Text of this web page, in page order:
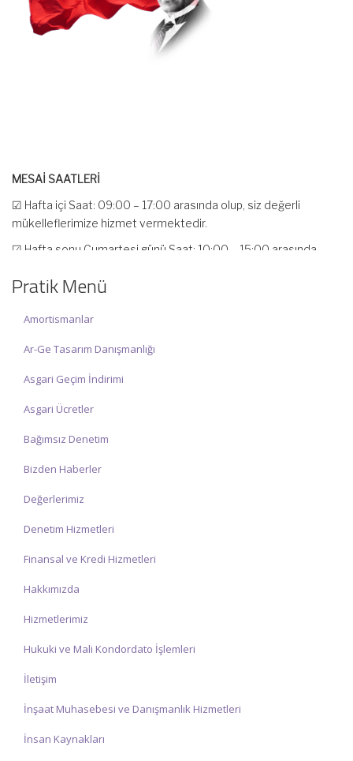
MESAİ SAATLERİ
mükelleflerimize hizmet vermektedir.
İlgi ve anlayışınız için İNCİ MUHASEBE MÜŞAVİRLİK Ailesi olarak
Pratik Menü
Amortismanlar
Ar-Ge Tasarım Danışmanlığı
Asgari Geçim İndirimi
Asgari Ücretler
Bağımsız Denetim
Bizden Haberler
Değerlerimiz
Denetim Hizmetleri
Finansal ve Kredi Hizmetleri
Hakkımızda
Hizmetlerimiz
Hukuki ve Mali Kondordato İşlemleri
İletişim
İnşaat Muhasebesi ve Danışmanlık Hizmetleri
İnsan Kaynakları